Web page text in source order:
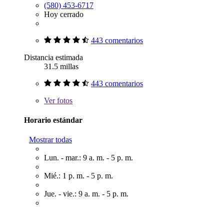
(580) 453-6717
Hoy cerrado
443 comentarios
Distancia estimada
31.5 millas
443 comentarios
Verfotos
Horario estándar
Mostrar todas
Lun. - mar.: 9 a. m. - 5 p. m.
Mié.: 1 p. m. - 5 p. m.
Jue. - vie.: 9 a. m. - 5 p. m.